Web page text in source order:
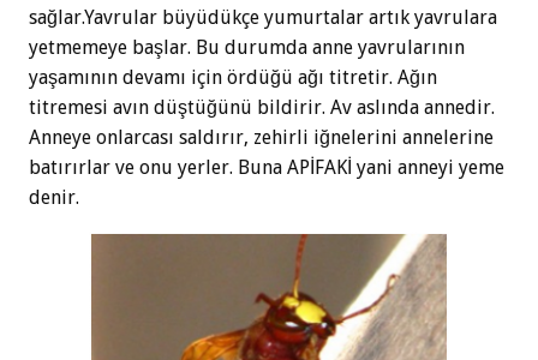
sağlar.Yavrular büyüdükçe yumurtalar artık yavrulara
yetmemeye başlar. Bu durumda anne yavrularının
yaşamının devamı için ördüğü ağı titretir. Ağın
titremesi avın düştüğünü bildirir. Av aslında annedir.
Anneye onlarcası saldırır, zehirli iğnelerini annelerine
batırırlar ve onu yerler. Buna APİFAKİ yani anneyi yeme
denir.